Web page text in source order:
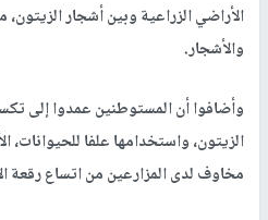
الأراضي الزراعية وبين أشجار
والأشجار.
وأضافوا أن المستوطنين عمدوا إلى
الزيتون، واستخدامها علفا للحيوانات،
مخاوف لدى المزارعين من اتساع رقعة